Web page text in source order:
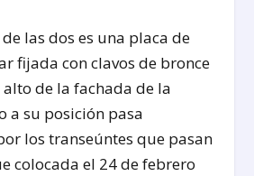
las dos es una placa de
fijada con clavos de bronce
de la fachada de la
a su posición pasa
los transeúntes que pasan
colocada el 24 de febrero